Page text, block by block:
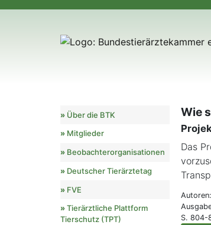
Über die BTK
Mitglieder
Beobachterorganisationen
Deutscher Tierärztetag
FVE
Tierärztliche Plattform
Tierschutz (TPT)
Wie
Das
S. 804-